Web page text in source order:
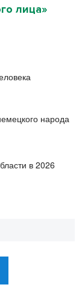
лица»
народа
в 2026